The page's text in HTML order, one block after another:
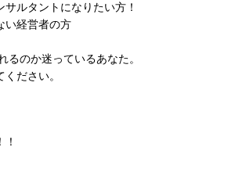
サルタントになりたい方！
い経営者の方
るのか迷っているあなた。
ださい。